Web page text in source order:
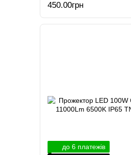
450.00грн
до 6 платежів